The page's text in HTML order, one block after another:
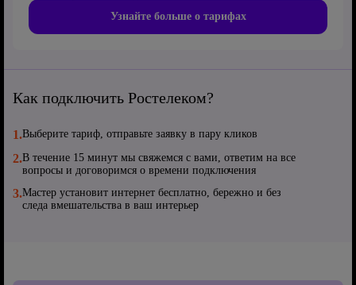
Узнайте больше о тарифах
Как подключить Ростелеком?
1.Выберите тариф, отправьте заявку в пару кликов
2.В течение 15 минут мы свяжемся с вами, ответим на все
вопросы и договоримся о времени подключения
3.Мастер установит интернет бесплатно, бережно и без
следа вмешательства в ваш интерьер